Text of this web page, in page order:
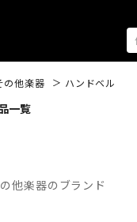
ター
ド
の他楽器 ハンドベル
一覧
他楽器のブランド